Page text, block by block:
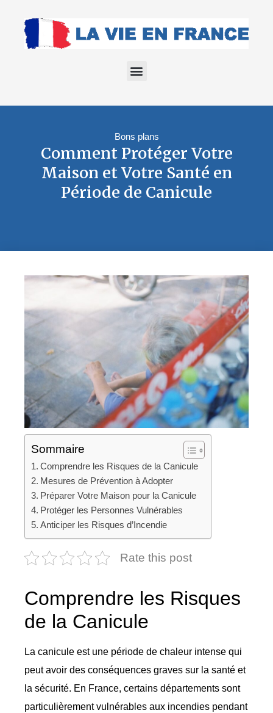
Bons plans
Comment Protéger Votre
Maison et Votre Santé en
Période de Canicule
Sommaire
Comprendre les Risques de la Canicule
Mesures de Prévention à Adopter
Préparer Votre Maison pour la Canicule
Protéger les Personnes Vulnérables
Anticiper les Risques d’Incendie
Rate this post
Comprendre les Risques
de la Canicule
La canicule est une période de chaleur intense qui
peut avoir des conséquences graves sur la santé et
la sécurité. En France, certains départements sont
particulièrement vulnérables aux incendies pendant